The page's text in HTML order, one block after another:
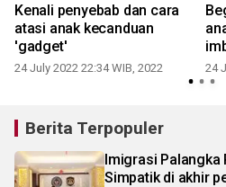
Kenali penyebab dan cara
atasi anak kecanduan
'gadget'
24 July 2022 22:34 WIB, 2022 24
Berita Terpopuler
Imigrasi Palangka
Simpatik di akhir